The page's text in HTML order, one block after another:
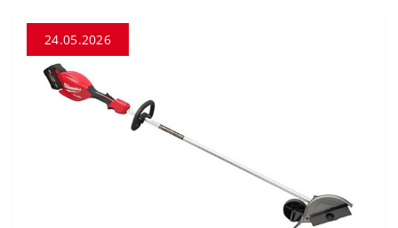
24.05.2026